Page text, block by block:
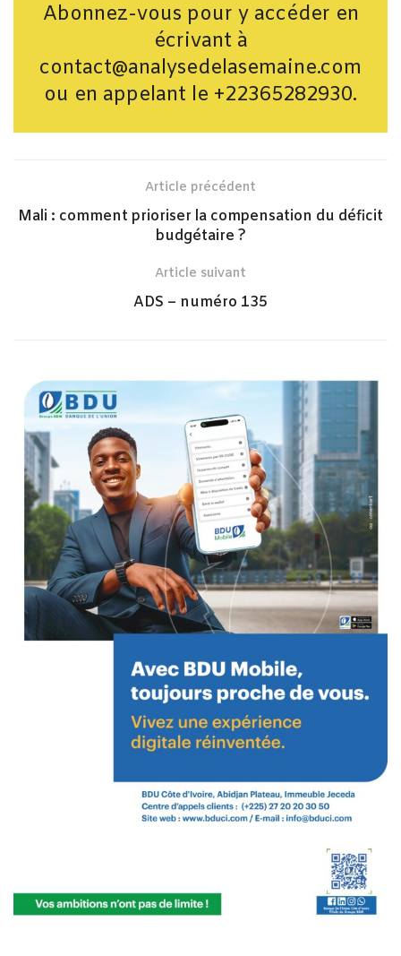
Abonnez-vous pour y accéder en
écrivant à
contact@analysedelasemaine.com
ou en appelant le +22365282930.
Article précédent
Mali : comment prioriser la compensation du déficit
budgétaire ?
Article suivant
ADS – numéro 135